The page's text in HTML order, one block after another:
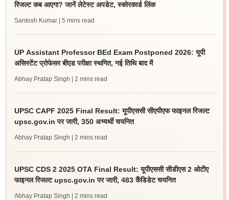
रिजल्ट कब आएगा? जानें लेटेस्ट अपडेट, स्कोरकार्ड लिंक
Santosh Kumar | 5 mins read
UP Assistant Professor BEd Exam Postponed 2026: यूपी
असिस्टेंट प्रोफेसर बीएड परीक्षा स्थगित, नई तिथि बाद में
Abhay Pratap Singh | 2 mins read
UPSC CAPF 2025 Final Result: यूपीएससी सीएपीएफ फाइनल रिजल्ट
upsc.gov.in पर जारी, 350 अभ्यर्थी चयनित
Abhay Pratap Singh | 2 mins read
UPSC CDS 2 2025 OTA Final Result: यूपीएससी सीडीएस 2 ओटीए
फाइनल रिजल्ट upsc.gov.in पर जारी, 483 कैंडिडेट चयनित
Abhay Pratap Singh | 2 mins read